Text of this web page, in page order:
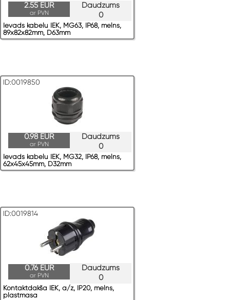
Daudzums
0
2.55 EUR
ar PVN
Ievads kabeļu IEK, MG63, IP68, melns,
89x82x82mm, D63mm
ID:0019850
Daudzums
0
0.98 EUR
ar PVN
Ievads kabeļu IEK, MG32, IP68, melns,
62x45x45mm, D32mm
ID:0019814
Daudzums
0
0.76 EUR
ar PVN
Kontaktdakša IEK, a/z, IP20, melns,
plastmasa